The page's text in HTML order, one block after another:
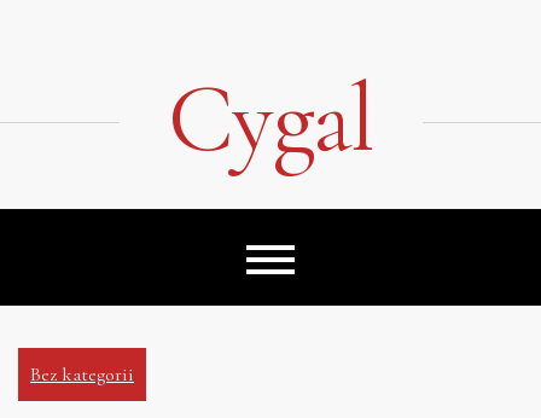
Cygal
Bez kategorii